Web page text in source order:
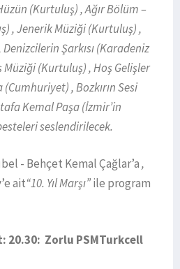
(Kurtuluş) , Ağır Bölüm –
, Jenerik Müziği (Kurtuluş) ,
Şarkısı (Karadeniz
Müziği (Kurtuluş) , Hoş Gelişler
, Bozkırın Sesi
Kemal Paşa (İzmir’in
seslendirilecek.
- Behçet Kemal Çağlar’a,
ait“10. Yıl Marşı”ile program
20.30: Zorlu PSMTurkcell